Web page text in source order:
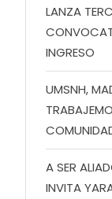
LANZA
INGRESO
UMSNH,
A SER
INVITA